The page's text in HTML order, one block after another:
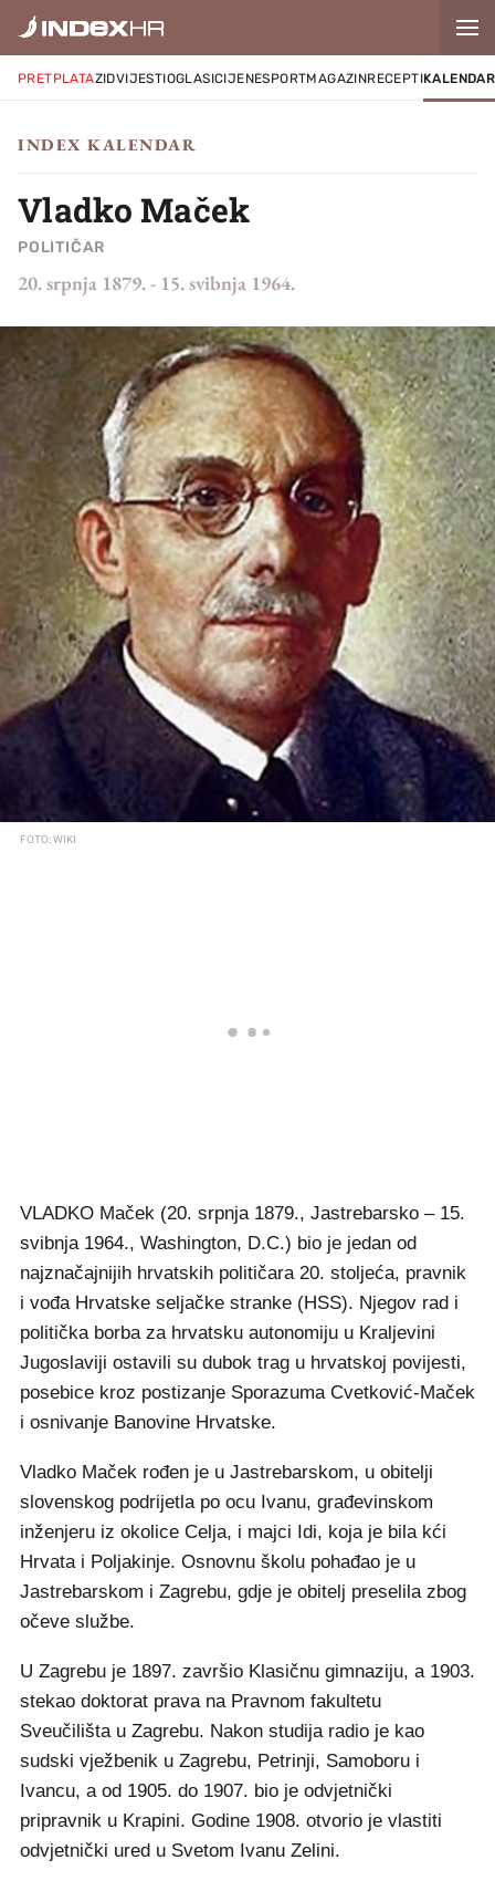
PRETPLATAZIDVIJESTIOGLASICIJENESPORTMAGAZINRECEPTIKALENDAR
INDEX KALENDAR
Vladko Maček
POLITIČAR
20. srpnja 1879.- 15. svibnja 1964.
FOTO: WIKI
VLADKO Maček (20. srpnja 1879., Jastrebarsko – 15.
svibnja 1964., Washington, D.C.) bio je jedan od
najznačajnijih hrvatskih političara 20. stoljeća, pravnik
i vođa Hrvatske seljačke stranke (HSS). Njegov rad i
politička borba za hrvatsku autonomiju u Kraljevini
Jugoslaviji ostavili su dubok trag u hrvatskoj povijesti,
posebice kroz postizanje Sporazuma Cvetković-Maček
i osnivanje Banovine Hrvatske.
Vladko Maček rođen je u Jastrebarskom, u obitelji
slovenskog podrijetla po ocu Ivanu, građevinskom
inženjeru iz okolice Celja, i majci Idi, koja je bila kći
Hrvata i Poljakinje. Osnovnu školu pohađao je u
Jastrebarskom i Zagrebu, gdje je obitelj preselila zbog
očeve službe.
U Zagrebu je 1897. završio Klasičnu gimnaziju, a 1903.
stekao doktorat prava na Pravnom fakultetu
Sveučilišta u Zagrebu. Nakon studija radio je kao
sudski vježbenik u Zagrebu, Petrinji, Samoboru i
Ivancu, a od 1905. do 1907. bio je odvjetnički
pripravnik u Krapini. Godine 1908. otvorio je vlastiti
odvjetnički ured u Svetom Ivanu Zelini.